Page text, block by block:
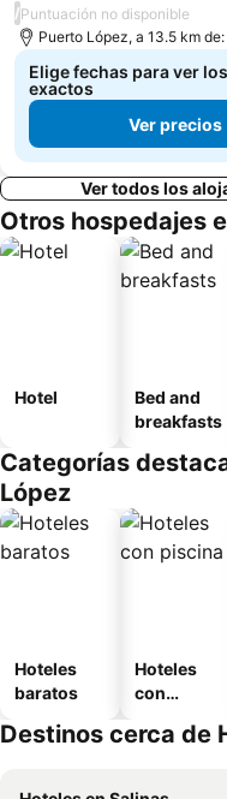
/Puntuación no disponible
Puerto López, a 13.5 km
Elige fechas para ver
exactos
Ver precios
Ver todos los
Otros hospedajes
Hotel
Bed and
breakfasts
Categorías
López
Hoteles
baratos
Hoteles
con
Destinos cerca de